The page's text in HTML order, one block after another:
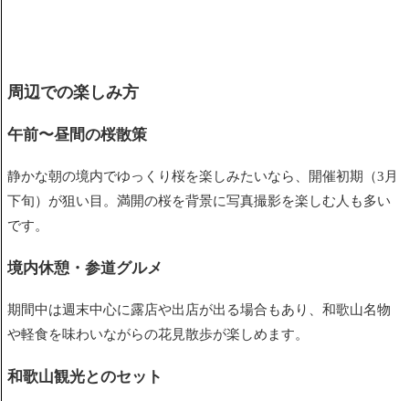
周辺での楽しみ方
午前〜昼間の桜散策
静かな朝の境内でゆっくり桜を楽しみたいなら、開催初期（3月
下旬）が狙い目。満開の桜を背景に写真撮影を楽しむ人も多い
です。
境内休憩・参道グルメ
期間中は週末中心に露店や出店が出る場合もあり、和歌山名物
や軽食を味わいながらの花見散歩が楽しめます。
和歌山観光とのセット